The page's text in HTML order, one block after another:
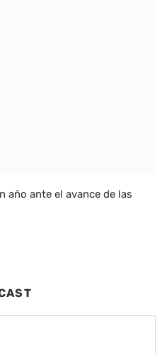
año ante el avance de las